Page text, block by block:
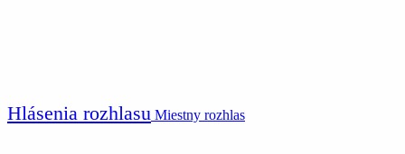
Hlásenia rozhlasu Miestny rozhlas